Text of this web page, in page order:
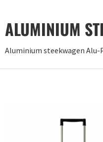
ALUMINIUM
Aluminium steekwagen Alu-